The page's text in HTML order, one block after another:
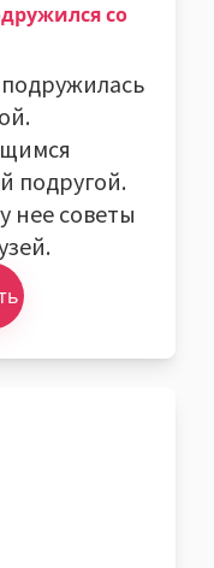
со
подругой.
нее советы